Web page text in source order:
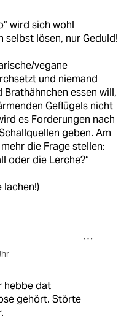
wird sich wohl
selbst lösen, nur Geduld!
vegane
und niemand
Brathähnchen essen will,
Geflügels nicht
es Forderungen nach
geben. Am
die Frage stellen:
oder die Lerche?“
lachen!)
hebbe dat
gehört. Störte